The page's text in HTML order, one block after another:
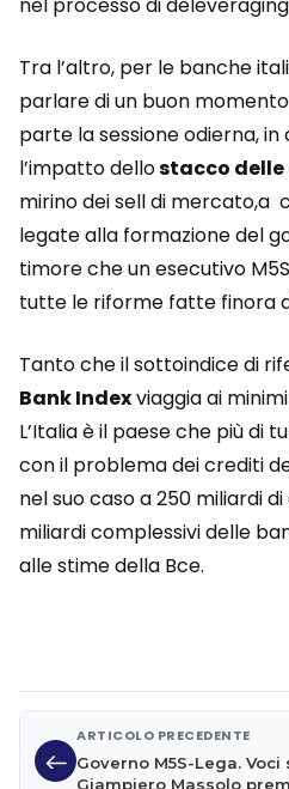
Tra l’altro, per le banche
parlare di un buon
parte la sessione odierna,
l’impatto dellostacco delle
mirino dei sell di mercato,a
legate alla formazione del
timore che un esecutivo
tutte le riforme fatte finora
Tanto che il sottoindice di
Bank Indexviaggia ai
L’Italia è il paese che più di
con il problema dei crediti
nel suo caso a 250 miliardi
miliardi complessivi delle
alle stime della Bce.
ARTICOLO PRECEDENTE
Governo M5S-Lega.
Giampiero Massolo